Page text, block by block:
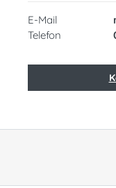
E-Mail
Telefon